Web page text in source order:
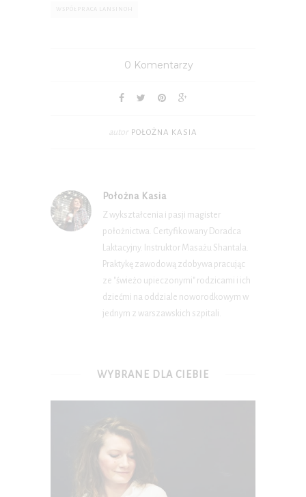
WSPÓŁPRACA LANSINOH
0 Komentarzy
autor POŁOŻNA KASIA
Położna Kasia
Z wykształcenia i pasji magister
położnictwa. Certyfikowany Doradca
Laktacyjny. Instruktor Masażu Shantala.
Praktykę zawodową zdobywa pracując
ze "świeżo upieczonymi" rodzicami i ich
dziećmi na oddziale noworodkowym w
jednym z warszawskich szpitali.
WYBRANE DLA CIEBIE